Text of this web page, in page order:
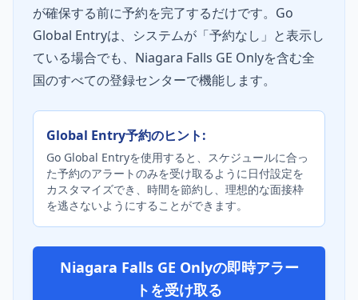
が確保する前に予約を完了するだけです。Go
Global Entryは、システムが「予約なし」と表示し
ている場合でも、Niagara Falls GE Onlyを含む全
国のすべての登録センターで機能します。
Global Entry予約のヒント:
Go Global Entryを使用すると、スケジュールに合っ
た予約のアラートのみを受け取るように日付設定を
カスタマイズでき、時間を節約し、理想的な面接枠
を逃さないようにすることができます。
Niagara Falls GE Onlyの即時アラー
トを受け取る